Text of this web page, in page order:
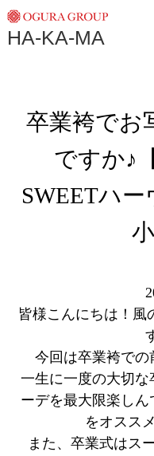
HA-KA-MA
卒業袴でお
ですか♪
SWEETハ
皆様こんにちは！風
今回は卒業袴での
一生に一度の大切な
ーデを最大限楽し
をオスス
また、卒業式はス